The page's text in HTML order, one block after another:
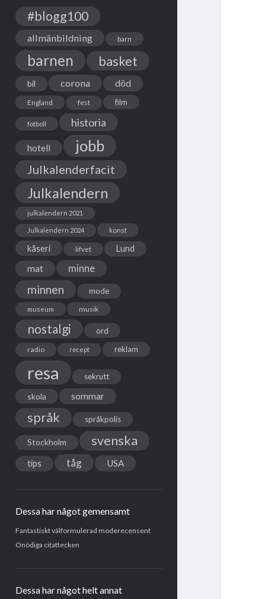
#blogg100
allmänbildning barn
barnen basket
bil corona död
England fest film
fotboll historia
hotell jobb
Julkalenderfacit
Julkalendern
julkalendern 2021
Julkalendern 2024 konst
kåseri lifvet Lund
mat minne
minnen mode
museum musik
nostalgi ord
radio recept reklam
resa sekrutt
skola sommar
språk språkpolis
Stockholm svenska
tips tåg USA
Dessa har något gemensamt
Fantastiskt välformulerad moderecensent
Onödiga citattecken
Dessa har något helt annat